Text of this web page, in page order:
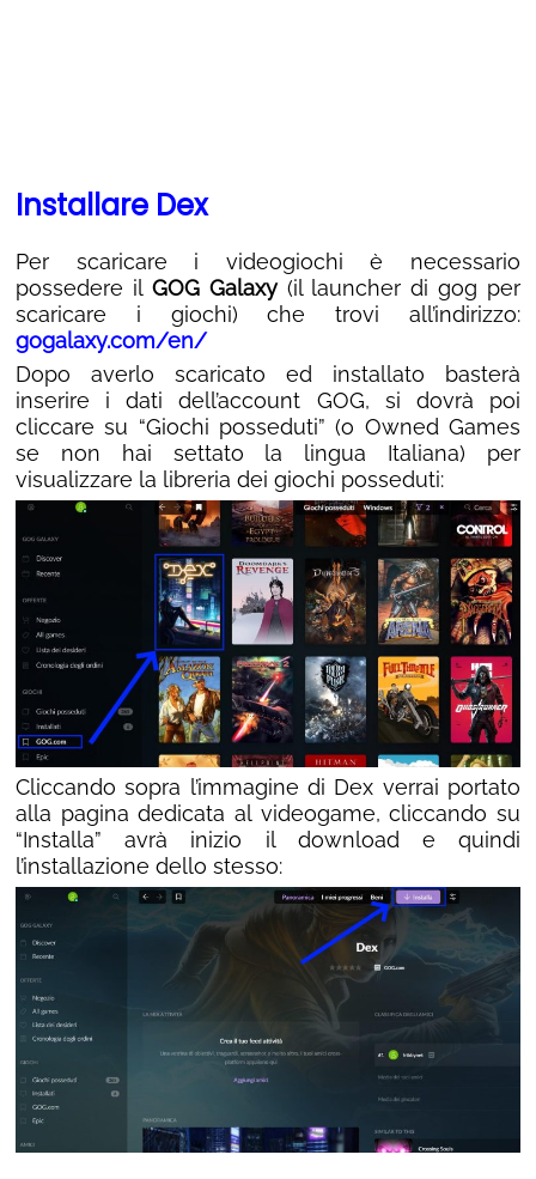
Installare Dex
Per scaricare i videogiochi è necessario
possedere il GOG Galaxy(il launcher di gog per
scaricare i giochi) che trovi all’indirizzo:
gogalaxy.com/en/
Dopo averlo scaricato ed installato basterà
inserire i dati dell’account GOG, si dovrà poi
cliccare su “Giochi posseduti” (o Owned Games
se non hai settato la lingua Italiana) per
visualizzare la libreria dei giochi posseduti:
Cliccando sopra l’immagine di Dex verrai portato
alla pagina dedicata al videogame, cliccando su
“Installa” avrà inizio il download e quindi
l’installazione dello stesso: